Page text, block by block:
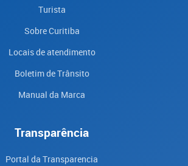
Turista
Sobre Curitiba
Locais de atendimento
Boletim de Trânsito
Manual da Marca
Transparência
Portal da Transparencia